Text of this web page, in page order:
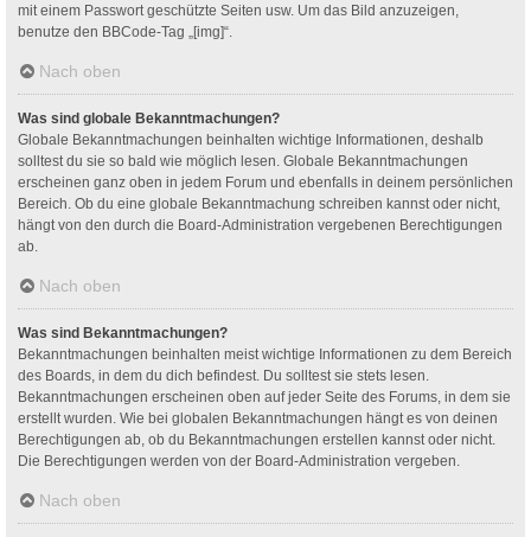
mit einem Passwort geschützte Seiten usw. Um das Bild anzuzeigen,
benutze den BBCode-Tag „[img]“.
Nach oben
Was sind globale Bekanntmachungen?
Globale Bekanntmachungen beinhalten wichtige Informationen, deshalb
solltest du sie so bald wie möglich lesen. Globale Bekanntmachungen
erscheinen ganz oben in jedem Forum und ebenfalls in deinem persönlichen
Bereich. Ob du eine globale Bekanntmachung schreiben kannst oder nicht,
hängt von den durch die Board-Administration vergebenen Berechtigungen
ab.
Nach oben
Was sind Bekanntmachungen?
Bekanntmachungen beinhalten meist wichtige Informationen zu dem Bereich
des Boards, in dem du dich befindest. Du solltest sie stets lesen.
Bekanntmachungen erscheinen oben auf jeder Seite des Forums, in dem sie
erstellt wurden. Wie bei globalen Bekanntmachungen hängt es von deinen
Berechtigungen ab, ob du Bekanntmachungen erstellen kannst oder nicht.
Die Berechtigungen werden von der Board-Administration vergeben.
Nach oben